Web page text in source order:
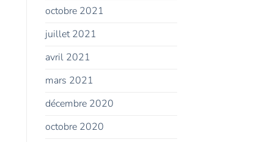
octobre 2021
juillet 2021
avril 2021
mars 2021
décembre 2020
octobre 2020